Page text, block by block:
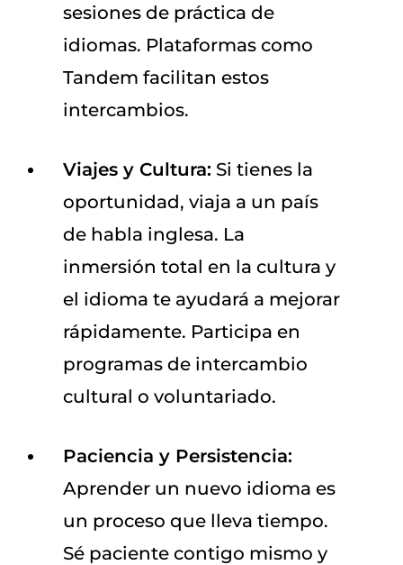
sesiones de práctica de
idiomas. Plataformas como
Tandem facilitan estos
intercambios.
Viajes y Cultura: Si tienes la
oportunidad, viaja a un país
de habla inglesa. La
inmersión total en la cultura y
el idioma te ayudará a mejorar
rápidamente. Participa en
programas de intercambio
cultural o voluntariado.
Paciencia y Persistencia:
Aprender un nuevo idioma es
un proceso que lleva tiempo.
Sé paciente contigo mismo y